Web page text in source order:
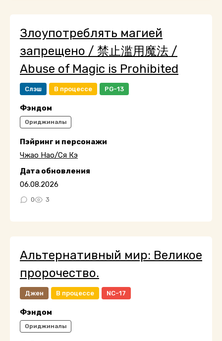
Злоупотреблять магией
запрещено / 禁止滥用魔法 /
Abuse of Magic is Prohibited
Слэш В процессе PG-13
Фэндом
Ориджиналы
Пэйринг и персонажи
Чжао Нао/Ся Кэ
Дата обновления
06.08.2026
0 3
Альтернативный мир: Великое
пророчество.
Джен В процессе NC-17
Фэндом
Ориджиналы